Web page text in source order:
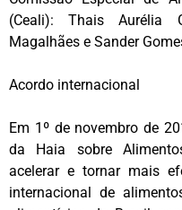
(Ceali): Thais Aurélia
Magalhães e Sander
Acordo internacional
Em 1º de novembro de
da Haia sobre
acelerar e tornar mais
internacional de